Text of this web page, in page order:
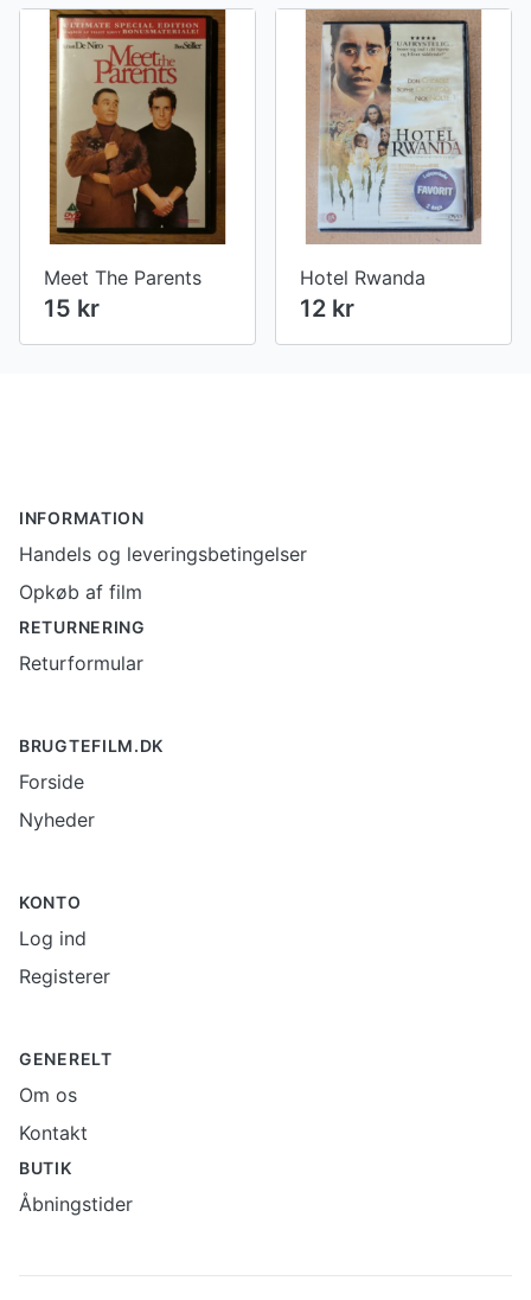
Meet The Parents
15 kr
Hotel Rwanda
12 kr
INFORMATION
Handels og leveringsbetingelser
Opkøb af film
RETURNERING
Returformular
BRUGTEFILM.DK
Forside
Nyheder
KONTO
Log ind
Registerer
GENERELT
Om os
Kontakt
BUTIK
Åbningstider